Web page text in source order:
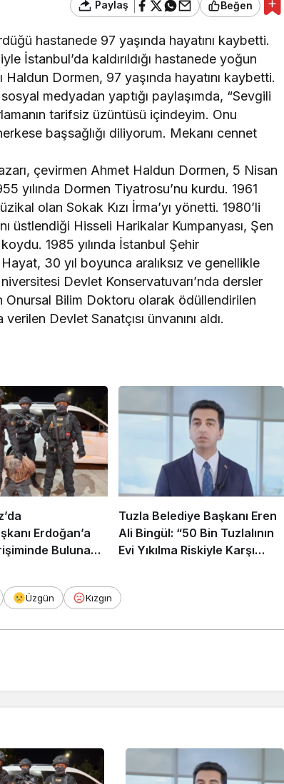
Paylaş Beğen
hastanede 97 yaşında hayatını kaybetti.
İstanbul’da kaldırıldığı hastanede yoğun
Haldun Dormen, 97 yaşında hayatını kaybetti.
medyadan yaptığı paylaşımda, “Sevgili
tarifsiz üzüntüsü içindeyim. Onu
başsağlığı diliyorum. Mekanı cennet
çevirmen Ahmet Haldun Dormen, 5 Nisan
yılında Dormen Tiyatrosu’nu kurdu. 1961
olan Sokak Kızı İrma’yı yönetti. 1980’li
üstlendiği Hisseli Harikalar Kumpanyası, Şen
1985 yılında İstanbul Şehir
30 yıl boyunca aralıksız ve genellikle
Devlet Konservatuvarı’nda dersler
Bilim Doktoru olarak ödüllendirilen
Devlet Sanatçısı ünvanını aldı.
Erdoğan’a
Bulunan
Yakalandı
Tuzla Belediye Başkanı Eren
Ali Bingül: “50 Bin Tuzlalının
Evi Yıkılma Riskiyle Karşı
Üzgün Kızgın